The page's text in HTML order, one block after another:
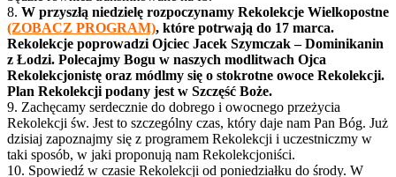
8. W przyszłą niedzielę rozpoczynamy Rekolekcje Wielkopostne
(ZOBACZ PROGRAM), które potrwają do 17 marca.
Rekolekcje poprowadzi Ojciec Jacek Szymczak – Dominikanin
z Łodzi. Polecajmy Bogu w naszych modlitwach Ojca
Rekolekcjonistę oraz módlmy się o stokrotne owoce Rekolekcji.
Plan Rekolekcji podany jest w Szczęść Boże.
9. Zachęcamy serdecznie do dobrego i owocnego przeżycia
Rekolekcji św. Jest to szczególny czas, który daje nam Pan Bóg. Już
dzisiaj zapoznajmy się z programem Rekolekcji i uczestniczmy w
taki sposób, w jaki proponują nam Rekolekcjoniści.
10. Spowiedź w czasie Rekolekcji od poniedziałku do środy. W